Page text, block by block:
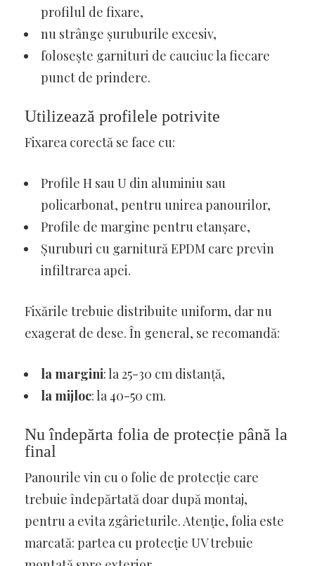
profilul de fixare,
nu strânge șuruburile excesiv,
folosește garnituri de cauciuc la fiecare
punct de prindere.
Utilizează profilele potrivite
Fixarea corectă se face cu:
Profile H sau U din aluminiu sau
policarbonat, pentru unirea panourilor,
Profile de margine pentru etanșare,
Șuruburi cu garnitură EPDM care previn
infiltrarea apei.
Fixările trebuie distribuite uniform, dar nu
exagerat de dese. În general, se recomandă:
la margini: la 25-30 cm distanță,
la mijloc: la 40-50 cm.
Nu îndepărta folia de protecție până la
final
Panourile vin cu o folie de protecție care
trebuie îndepărtată doar după montaj,
pentru a evita zgârieturile. Atenție, folia este
marcată: partea cu protecție UV trebuie